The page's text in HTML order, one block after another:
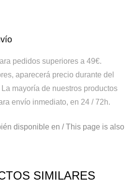
pedidos superiores a 49€.
aparecerá precio durante del
La mayoría de nuestros productos
envío inmediato, en 24 / 72h.
disponible en / This page is also
SIMILARES